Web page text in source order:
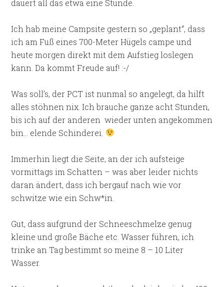
dauert all das etwa eine Stunde.
Ich hab meine Campsite gestern so „geplant“, dass
ich am Fuß eines 700-Meter Hügels campe und
heute morgen direkt mit dem Aufstieg loslegen
kann. Da kommt Freude auf! :-/
Was soll’s, der PCT ist nunmal so angelegt, da hilft
alles stöhnen nix. Ich brauche ganze acht Stunden,
bis ich auf der anderen wieder unten angekommen
bin… elende Schinderei.
Immerhin liegt die Seite, an der ich aufsteige
vormittags im Schatten – was aber leider nichts
daran ändert, dass ich bergauf nach wie vor
schwitze wie ein Schw*in.
Gut, dass aufgrund der Schneeschmelze genug
kleine und große Bäche etc. Wasser führen, ich
trinke an Tag bestimmt so meine 8 – 10 Liter
Wasser.